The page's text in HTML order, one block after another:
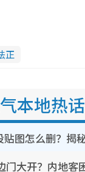
正
本地热话